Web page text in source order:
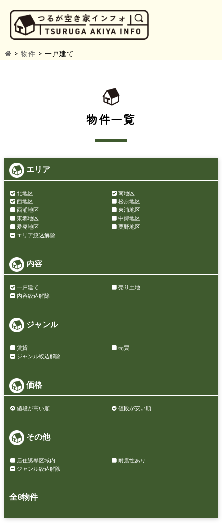
> 物件 > 一戸建て
物件一覧
エリア
北地区
南地区
西地区
松原地区
西浦地区
東浦地区
東郷地区
中郷地区
愛発地区
粟野地区
エリア絞込解除
内容
一戸建て
売り土地
内容絞込解除
ジャンル
賃貸
売買
ジャンル絞込解除
価格
値段が高い順 値段が安い順
その他
居住誘導区域内
耐震性あり
ジャンル絞込解除
全8物件